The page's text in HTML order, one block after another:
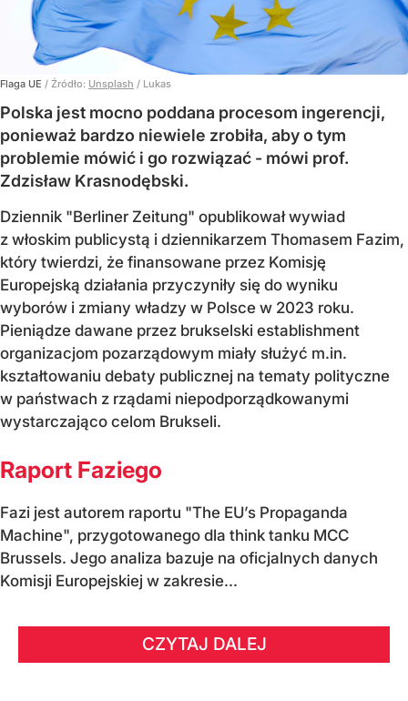
Flaga UE / Źródło: Unsplash / Lukas
Polska jest mocno poddana procesom ingerencji,
ponieważ bardzo niewiele zrobiła, aby o tym
problemie mówić i go rozwiązać - mówi prof.
Zdzisław Krasnodębski.
Dziennik "Berliner Zeitung" opublikował wywiad
z włoskim publicystą i dziennikarzem Thomasem Fazim,
który twierdzi, że finansowane przez Komisję
Europejską działania przyczyniły się do wyniku
wyborów i zmiany władzy w Polsce w 2023 roku.
Pieniądze dawane przez brukselski establishment
organizacjom pozarządowym miały służyć m.in.
kształtowaniu debaty publicznej na tematy polityczne
w państwach z rządami niepodporządkowanymi
wystarczająco celom Brukseli.
Raport Faziego
Fazi jest autorem raportu "The EU’s Propaganda
Machine", przygotowanego dla think tanku MCC
Brussels. Jego analiza bazuje na oficjalnych danych
Komisji Europejskiej w zakresie...
CZYTAJ DALEJ